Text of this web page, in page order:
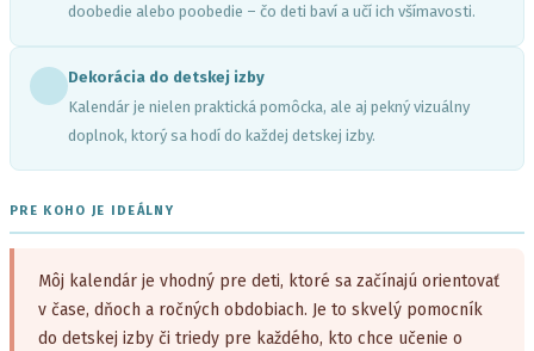
doobedie alebo poobedie – čo deti baví a učí ich všímavosti.
Dekorácia do detskej izby
Kalendár je nielen praktická pomôcka, ale aj pekný vizuálny
doplnok, ktorý sa hodí do každej detskej izby.
PRE KOHO JE IDEÁLNY
Môj kalendár je vhodný pre deti, ktoré sa začínajú orientovať
v čase, dňoch a ročných obdobiach. Je to skvelý pomocník
do detskej izby či triedy pre každého, kto chce učenie o